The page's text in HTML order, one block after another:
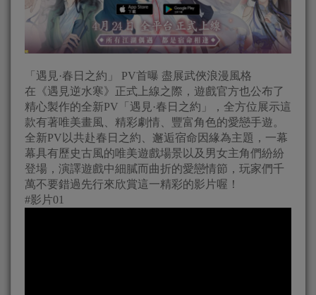
「遇見·春日之約」 PV首曝 盡展武俠浪漫風格
在《遇見逆水寒》正式上線之際，遊戲官方也公布了
精心製作的全新PV「遇見·春日之約」，全方位展示這
款有著唯美畫風、精彩劇情、豐富角色的愛戀手遊。
全新PV以共赴春日之約、邂逅宿命因緣為主題，一幕
幕具有歷史古風的唯美遊戲場景以及男女主角們紛紛
登場，演譯遊戲中細膩而曲折的愛戀情節，玩家們千
萬不要錯過先行來欣賞這一精彩的影片喔！
#影片01